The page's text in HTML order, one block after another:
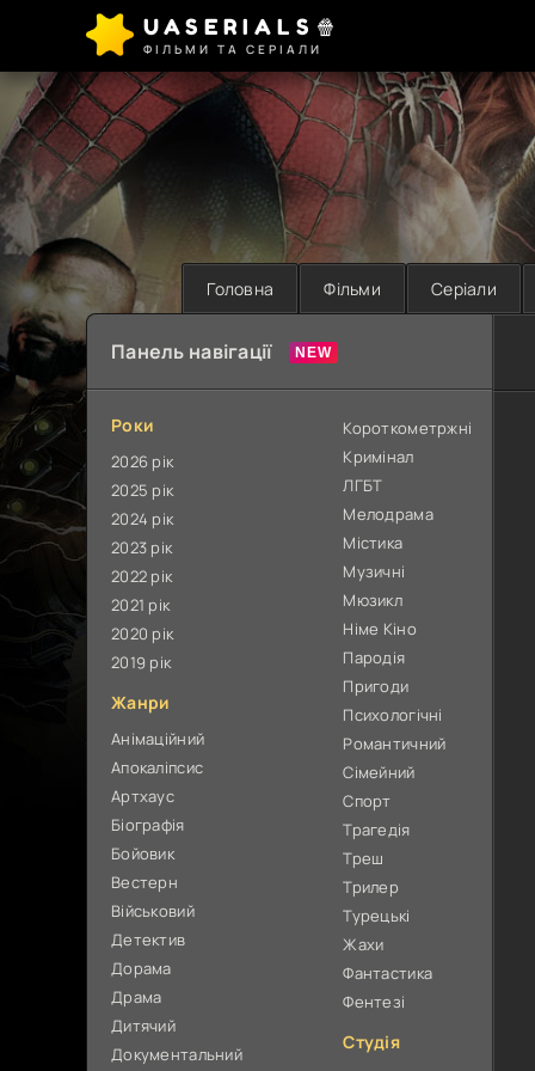
UASERIALS🍿
ФІЛЬМИ ТА СЕРІАЛИ
Головна Фільми Серіали
Панель навігації
Роки
2026 рік
2025 рік
2024 рік
2023 рік
2022 рік
2021 рік
2020 рік
2019 рік
Жанри
Анімаційний
Апокаліпсис
Артхаус
Біографія
Бойовик
Вестерн
Військовий
Детектив
Дорама
Драма
Дитячий
Документальний
Короткометржні
Кримінал
ЛГБТ
Мелодрама
Містика
Музичні
Мюзикл
Німе Кіно
Пародія
Пригоди
Психологічні
Романтичний
Сімейний
Спорт
Трагедія
Треш
Трилер
Турецькі
Жахи
Фантастика
Фентезі
Студія